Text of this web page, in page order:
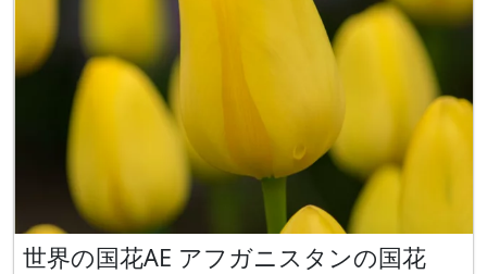
世界の国花AE アフガニスタンの国花